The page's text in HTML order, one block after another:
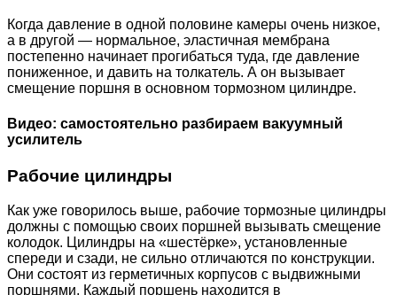
Когда давление в одной половине камеры очень низкое,
а в другой — нормальное, эластичная мембрана
постепенно начинает прогибаться туда, где давление
пониженное, и давить на толкатель. А он вызывает
смещение поршня в основном тормозном цилиндре.
Видео: самостоятельно разбираем вакуумный
усилитель
Рабочие цилиндры
Как уже говорилось выше, рабочие тормозные цилиндры
должны с помощью своих поршней вызывать смещение
колодок. Цилиндры на «шестёрке», установленные
спереди и сзади, не сильно отличаются по конструкции.
Они состоят из герметичных корпусов с выдвижными
поршнями. Каждый поршень находится в